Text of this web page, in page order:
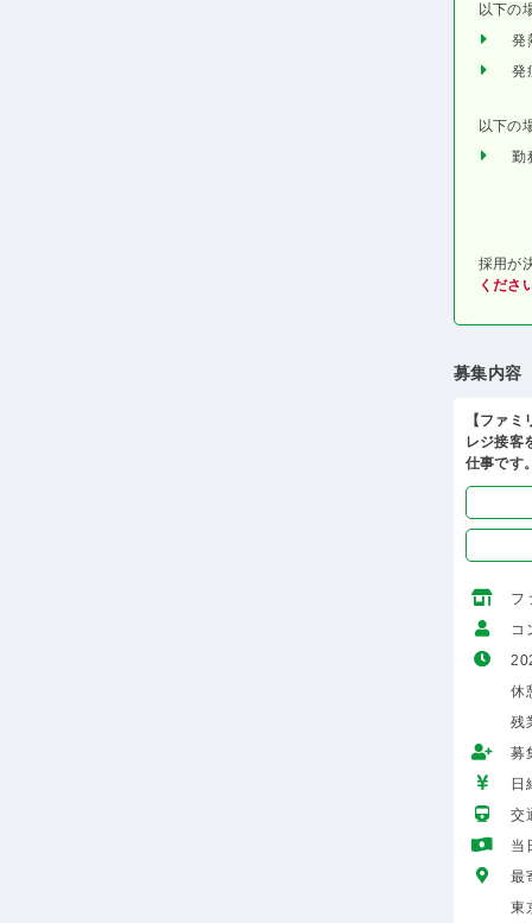
以下の
発
発
以下の
勤
採用が
くださ
募集内容
【ファ
レジ接客
仕事です
フ
コ
休
残
募
日
交
当
最
東